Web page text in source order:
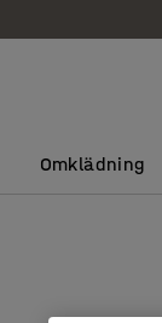
Omklädning